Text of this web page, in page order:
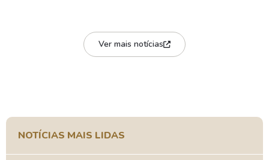
Ver mais notícias
NOTÍCIAS MAIS LIDAS